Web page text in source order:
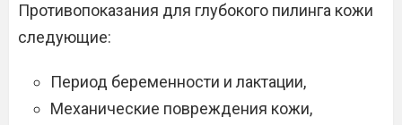
Противопоказания для глубокого пилинга кожи
следующие:
Период беременности и лактации,
Механические повреждения кожи,